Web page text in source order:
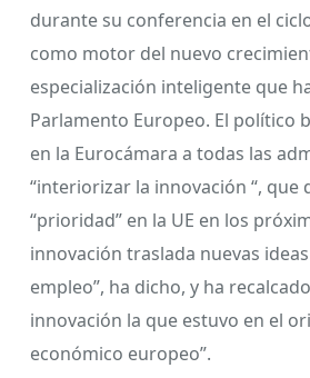
durante su conferencia en el
como motor del nuevo
especialización inteligente que
Parlamento Europeo. El político
en la Eurocámara a todas las
“interiorizar la innovación “, que
“prioridad” en la UE en los
innovación traslada nuevas
empleo”, ha dicho, y ha
innovación la que estuvo en el
económico europeo”.